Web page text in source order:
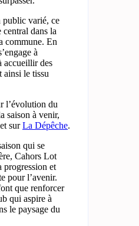
public varié, ce
dans la
commune. En
à
accueillir des
ainsi le tissu
l’évolution du
saison à venir,
surLa Dépêche.
qui se
Cahors Lot
progression et
pour l’avenir.
que renforcer
qui aspire à
le paysage du